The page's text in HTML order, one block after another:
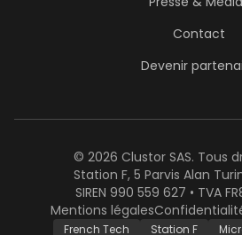
Contact
Devenir
© 2026 Clustor SAS. Tous
Station F, 5 Parvis Alan
SIREN 990 559 627 • TVA
Mentions légales
French Tech Station F